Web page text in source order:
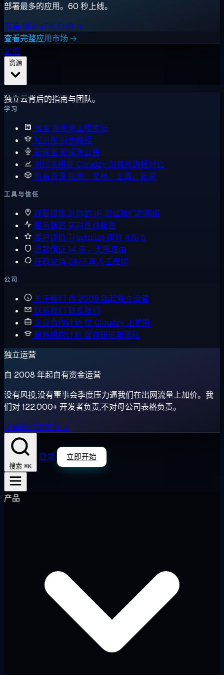
部署最多的应用。60 秒上线。
部署 MikroTik CHR →
查看完整应用市场 →
定价
独立云背后的指南与团队。
学习
博客指南与工程笔记
知识库 分步教程
新闻室 新闻与公告
对比主机商 Cloudzy 与其他选择对比
所有资源指南、文档、工具、新闻
工具与信任
观看镜像 从你的 IP 测试我们的网络
服务状态 实时在线状态
客户评价 Trustpilot 评分 4.6/5
退款保证 14 天，无需理由
获取支持 24/7 真人工程师
公司
关于我们 自 2008 年起独立运营
联系我们 联系我们
企业合作计划 在 Cloudzy 上扩展
教育机构计划 面向研究与团队
独立运营
自 2008 年起自有资金运营
没有风投,没有董事会季度压力逼我们在出网流量上加价。我
们对 122,000+ 开发者负责,不对母公司表格负责。
了解我们的故事 →
搜索 ⌘K
登录 立即开始
产品